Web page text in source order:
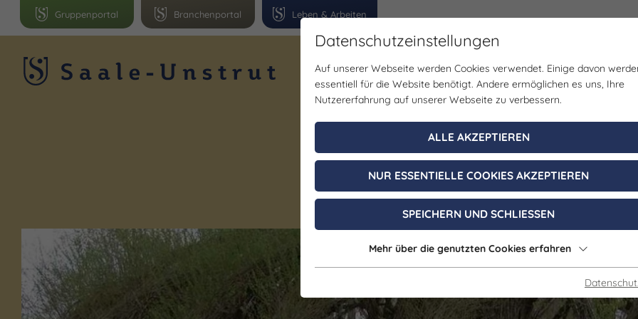
Leben & Arbeiten
Branchenportal
Gruppenportal
Region Erlebnisse Veranstaltungen Planen
Bad Sulza OT Auerstedt
Datenschutzeinstellungen
Auf unserer Webseite werden Cookies verwendet. Einige davon
essentiell für die Website benötigt. Andere ermöglichen es uns, Ihre
Nutzererfahrung auf unserer Webseite zu verbessern.
ALLE AKZEPTIEREN
NUR ESSENTIELLE COOKIES AKZEPTIEREN
SPEICHERN UND SCHLIESSEN
Mehr über die genutzten Cookies erfahren